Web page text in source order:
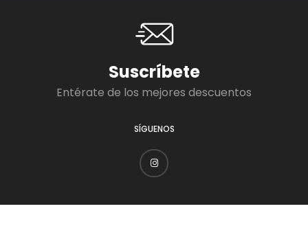
Suscríbete
Entérate de los mejores descuentos
SÍGUENOS